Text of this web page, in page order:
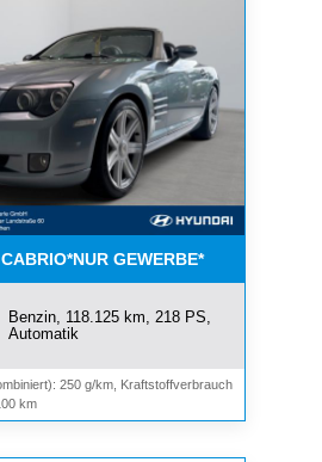
GEWERBE*
Benzin, 118.125 km, 218 PS,
Automatik
250 g/km, Kraftstoffverbrauch
km